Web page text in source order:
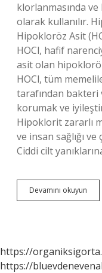
klorlanmasında
olarak kullanılır.
Hipokloröz Asit
HOCl, hafif
asit olan
HOCl, tüm
tarafından bakteri
korumak ve
Hipoklorit zararlı
ve insan sağlığı
Ciddi cilt
Devamını okuyun
Asit
https://
https://